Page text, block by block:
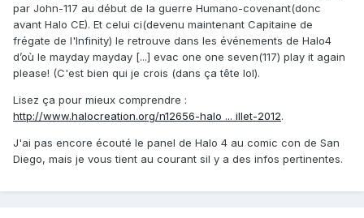
par John-117 au début de la guerre Humano-covenant(donc
avant Halo CE). Et celui ci(devenu maintenant Capitaine de
frégate de l'Infinity) le retrouve dans les événements de Halo4
d’où le mayday mayday [...] evac one one seven(117) play it again
please! (C'est bien qui je crois (dans ça tête lol).
Lisez ça pour mieux comprendre :
http://www.halocreation.org/n12656-halo ... illet-2012.
J'ai pas encore écouté le panel de Halo 4 au comic con de San
Diego, mais je vous tient au courant sil y a des infos pertinentes.